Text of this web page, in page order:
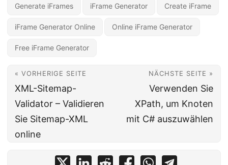
Generate iFrames iFrame Generator Create iFrame
iFrame Generator Online Online iFrame Generator
Free iFrame Generator
« VORHERIGE SEITE
XML-Sitemap-
Validator – Validieren
Sie Sitemap-XML
online
NÄCHSTE SEITE »
Verwenden Sie
XPath, um Knoten
mit C# auszuwählen